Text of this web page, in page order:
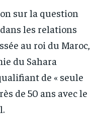
sur la question
les relations
au roi du Maroc,
du Sahara
de « seule
de 50 ans avec le